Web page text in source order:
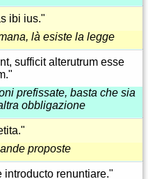
ibi ius."
là esiste la legge
sufficit alterutrum esse
prefissate, basta che sia
obbligazione
proposte
renuntiare."